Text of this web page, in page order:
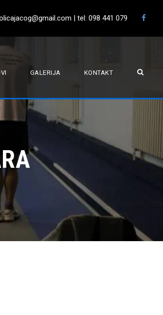
| tel: 098 441 079
GALERIJA KONTAKT